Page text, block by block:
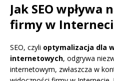
Jak SEO wpływa
firmy w
SEO, czyli optymalizacja dla
internetowych, odgrywa
internetowym, zwłaszcza w